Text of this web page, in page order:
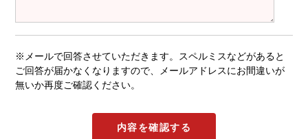
※メールで回答させていただきます。スペルミスなどがあると
ご回答が届かなくなりますので、メールアドレスにお間違いが
無いか再度ご確認ください。